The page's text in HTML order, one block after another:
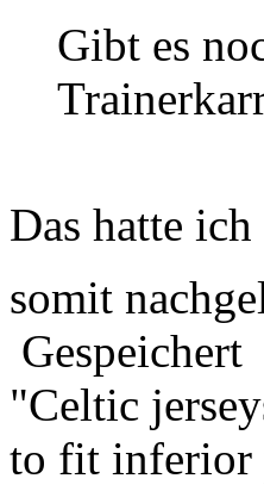
Gibt es
Das hatte
somit
Gespeichert
"Celtic
to fit inferior